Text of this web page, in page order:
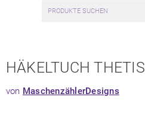
HÄKELTUCH THETIS
von MaschenzählerDesigns